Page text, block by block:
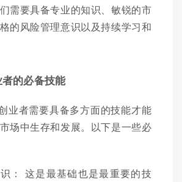
需要具备专业的知识、敏锐的市
的风险管理意识以及持续学习和
的必备技能
业者需要具备多方面的技能才能
场中生存和发展。以下是一些必
： 这是最基础也是最重要的技